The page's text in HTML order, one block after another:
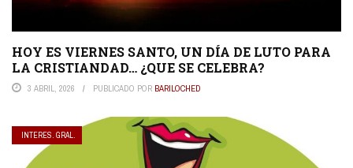
HOY ES VIERNES SANTO, UN DÍA DE LUTO PARA
LA CRISTIANDAD… ¿QUE SE CELEBRA?
3 ABRIL, 2026 PUBLICADO POR BARILOCHED
INTERES. GRAL.